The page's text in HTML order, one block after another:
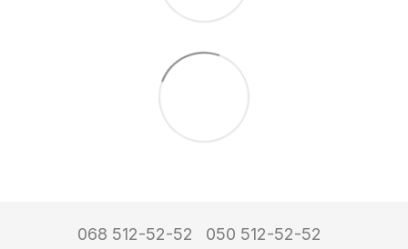
068 512-52-52 050 512-52-52